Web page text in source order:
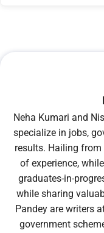
Neha Kumari and
specialize in jobs,
results. Hailing from
of experience,
graduates-in-
while sharing
Pandey are writers
government